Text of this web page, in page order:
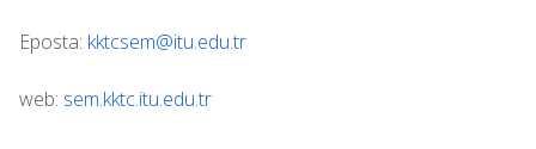
Eposta: kktcsem@itu.edu.tr
web: sem.kktc.itu.edu.tr